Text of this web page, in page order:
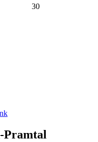
30
Pramtal